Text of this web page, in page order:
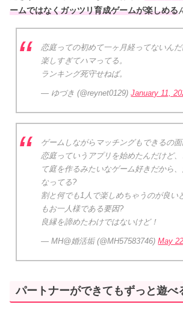
ームではなくガッツリ育成ゲームが楽しめる
恋庭っての初めて一ヶ月経ってないん
楽しすぎてハマってる。
ランキング死守せねば。
— ゆづき (@reynet0129)January 11,
ゲームしながらマッチングもできるの面
恋庭っていうアプリを始めたんだけど
て庭を作るみたいなゲーム好きだから
なってる?
割と何でも1人で楽しめちゃうのが良い
もお一人様である要因?
良縁を諦めたわけではないけど！
— MH@婚活垢 (@MH57583746)May
パートナーができてもずっと遊べ